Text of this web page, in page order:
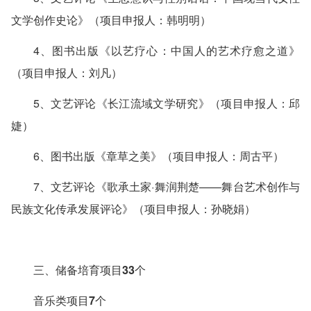
文学创作史论》（项目申报人：韩明明）
4、图书出版《以艺疗心：中国人的艺术疗愈之道》
（项目申报人：刘凡）
5、文艺评论《长江流域文学研究》（项目申报人：邱
婕）
6、图书出版《章草之美》（项目申报人：周古平）
7、文艺评论《歌承土家·舞润荆楚——舞台艺术创作与
民族文化传承发展评论》（项目申报人：孙晓娟）
三、储备培育项目33个
音乐类项目7个